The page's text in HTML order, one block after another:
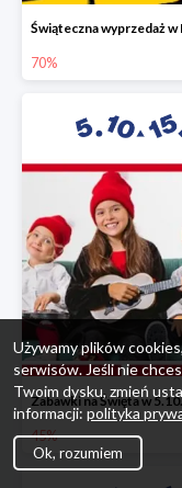
70%
45%
Używamy plików
serwisów. Jeśli nie
Twoim dysku, zmień
informacji: polityka
Ok, rozumiem